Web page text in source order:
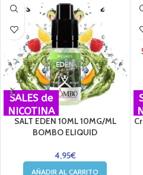
SALES de
NICOTINA
SALT EDEN 10ML 10MG/ML
BOMBO ELIQUID
4,95€
AÑADIR AL CARRITO